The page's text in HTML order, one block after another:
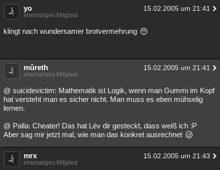
yo 15.02.2005 um 21:41
ehemaliges Mitglied
klingt nach wundersamer brotvermehrung
mûreth 15.02.2005 um 21:41
ehemaliges Mitglied
@ suicidevictim: Mathematik ist Logik, wenn man Gummi im Kopf
hat versteht man es sicher nicht. Man muss es eben mühselig
lernen.
@ Palla: Cheater! Das hat Lév dir gesteckt, dass weiß ich :P
Aber sag mir jetzt mal, wie man das konkret ausrechnet
mrx 15.02.2005 um 21:43
ehemaliges Mitglied